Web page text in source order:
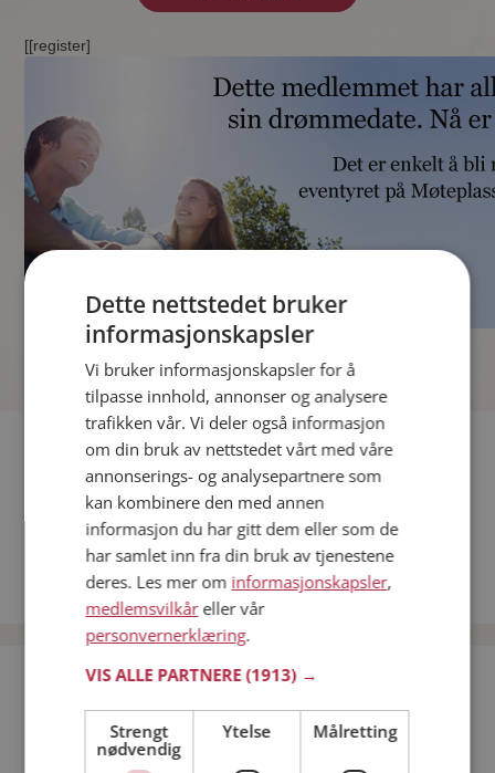
[[register]
Fler single
Andre single fra Trondheim
Menn fra Trondheim
Date kvinner i Norge
Date menn i Norge
Bli medlem gratis!
Jeg er en:
Dette nettstedet bruker
informasjonskapsler
Vi bruker informasjonskapsler for å
tilpasse innhold, annonser og analysere
trafikken vår. Vi deler også informasjon
om din bruk av nettstedet vårt med våre
annonserings- og analysepartnere som
kan kombinere den med annen
informasjon du har gitt dem eller som de
har samlet inn fra din bruk av tjenestene
deres. Les mer om informasjonskapsler,
medlemsvilkåreller vår
personvernerklæring.
VIS ALLE PARTNERE(1913) →
Strengt
nødvendig
Ytelse Målretting